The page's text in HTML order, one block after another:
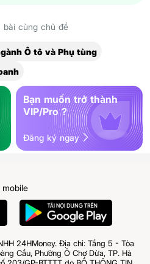
bài cùng chủ đề
Ô tô và Phụ tùng
Bạn muốn trở thành
VIP/Pro ?
Đăng ký ngay
mobile
24HMoney. Địa chỉ: Tầng 5 - Tòa
Cầu, Phường Ô Chợ Dừa, TP. Hà